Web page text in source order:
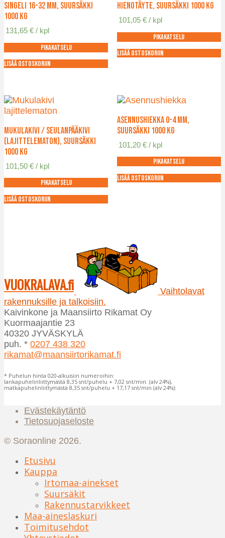
Singeli 16-32 mm, suursäkki
1000 kg
131,65€ / kpl
Pikakatselu
Lisää ostoskoriin
Hienotäyte, suursäkki 1000 kg
101,05 € / kpl
Pikakatselu
Lisää ostoskoriin
Mukulakivi / seulanpääkivi
(lajittelematon), suursäkki
1000 kg
101,50€ / kpl
Pikakatselu
Lisää ostoskoriin
Asennushiekka 0-4 mm,
suursäkki 1000 kg
101,20 € / kpl
Pikakatselu
Lisää ostoskoriin
VUOKRALAVA.fi
Vaihtolavat
rakennuksille ja talkoisiin.
Kaivinkone ja Maansiirto Rikamat Oy
Kuormaajantie 23
40320 JYVÄSKYLÄ
puh. * 0207 438 320
rikamat@maansiirtorikamat.fi
* Puhelun hinta 020-alkuisiin numeroihin:
lankapuhelinliittymästä 8,35 snt/puhelu + 7,02 snt/min. (alv 24%),
matkapuhelinliittymästä 8,35 snt/puhelu + 17,17 snt/min (alv 24%):
Evästekäytäntö
Tietosuojaseloste
© Soraonline 2026.
Etusivu
Kauppa
Irtomaa-ainekset
Suursäkit
Rakennustarvikkeet
Maa-aineslaskuri
Toimitusehdot